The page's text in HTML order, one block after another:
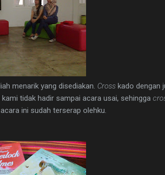
menarik yang disediakan. Cross kado dengan
tidak hadir sampai acara usai, sehingga
ini sudah terserap olehku.